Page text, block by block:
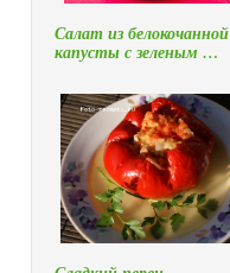
Салат из белокочанной
капусты с зеленым …